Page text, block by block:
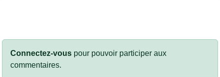
Connectez-vous pour pouvoir participer aux
commentaires.